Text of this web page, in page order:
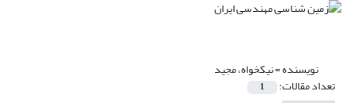
نویسنده =نیکخواه، مجید
تعداد مقالات: 1